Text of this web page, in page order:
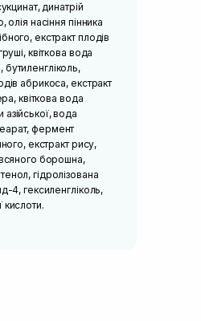
динатрій
насіння пінника
екстракт плодів
квіткова вода
абрикоса, екстракт
квіткова вода
вода
фермент
екстракт рису,
борошна,
гідролізована
4, гексиленгліколь,
кислоти.